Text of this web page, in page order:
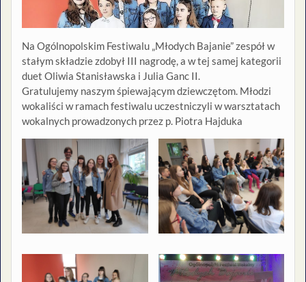
Na Ogólnopolskim Festiwalu „Młodych Bajanie” zespół w
stałym składzie zdobył III nagrodę, a w tej samej kategorii
duet Oliwia Stanisławska i Julia Ganc II.
Gratulujemy naszym śpiewającym dziewczętom. Młodzi
wokaliści w ramach festiwalu uczestniczyli w warsztatach
wokalnych prowadzonych przez p. Piotra Hajduka